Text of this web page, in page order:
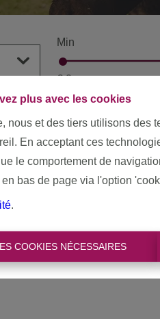
plus avec les cookies
nous et des tiers utilisons des
En acceptant ces
le comportement de
bas de page via l'option
.
COOKIES NÉCESSAIRES
Min
€ 0